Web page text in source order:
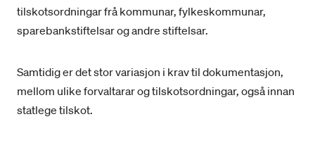
tilskotsordningar frå kommunar, fylkeskommunar,
sparebankstiftelsar og andre stiftelsar.
Samtidig er det stor variasjon i krav til dokumentasjon,
mellom ulike forvaltarar og tilskotsordningar, også innan
statlege tilskot.